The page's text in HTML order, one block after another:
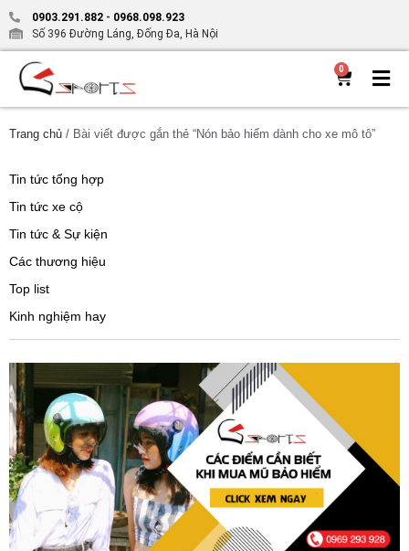
0903.291.882 - 0968.098.923
Số 396 Đường Láng, Đống Đa, Hà Nội
0
Trang chủ / Bài viết được gắn thẻ “Nón bảo hiểm dành cho xe mô tô”
Tin tức tổng hợp
Tin tức xe cộ
Tin tức & Sự kiện
Các thương hiệu
Top list
Kinh nghiệm hay